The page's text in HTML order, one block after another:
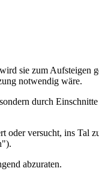
sie zum Aufsteigen
notwendig wäre.
durch
oder versucht, ins Tal
abzuraten.